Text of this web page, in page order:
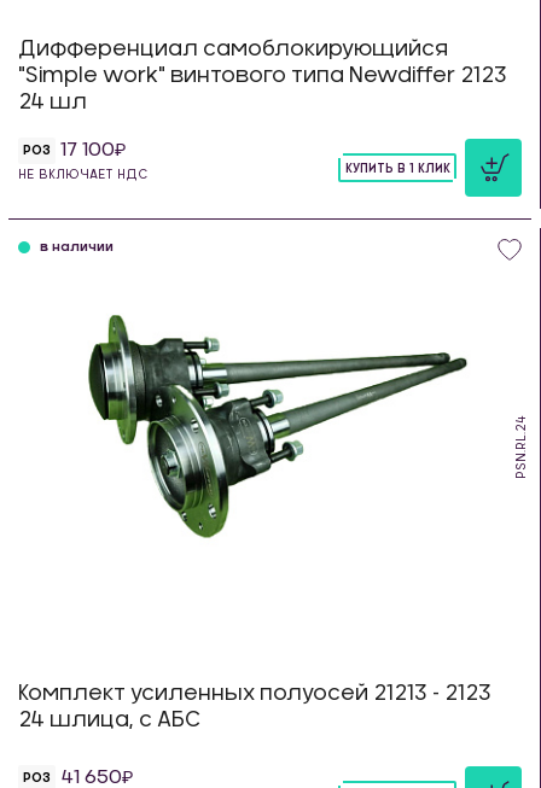
Дифференциал самоблокирующийся
"Simple work" винтового типа Newdiffer 2123
24 шл
РОЗ 17 100
НЕ ВКЛЮЧАЕТ НДС
КУПИТЬ В 1 КЛИК
PSN.RL.24
в наличии
Комплект усиленных полуосей 21213 - 2123
24 шлица, с АБС
РОЗ 41 650